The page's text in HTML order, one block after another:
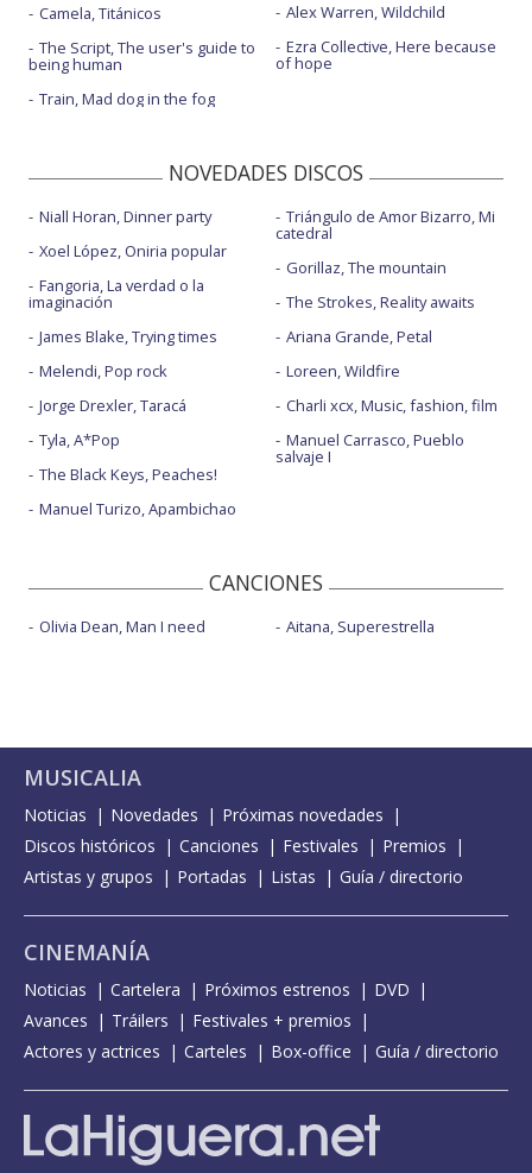
Camela, Titánicos
The Script, The user's guide to
being human
Train, Mad dog in the fog
Alex Warren, Wildchild
Ezra Collective, Here because
of hope
NOVEDADES DISCOS
Niall Horan, Dinner party
Xoel López, Oniria popular
Fangoria, La verdad o la
imaginación
James Blake, Trying times
Melendi, Pop rock
Jorge Drexler, Taracá
Tyla, A*Pop
The Black Keys, Peaches!
Manuel Turizo, Apambichao
Triángulo de Amor Bizarro, Mi
catedral
Gorillaz, The mountain
The Strokes, Reality awaits
Ariana Grande, Petal
Loreen, Wildfire
Charli xcx, Music, fashion, film
Manuel Carrasco, Pueblo
salvaje I
CANCIONES
Olivia Dean, Man I need Aitana, Superestrella
MUSICALIA
Noticias Novedades
Próximas novedades
Discos históricos
Canciones Festivales
Premios
Artistas y grupos
Portadas Listas Guía / directorio
CINEMANÍA
Noticias Cartelera Próximos estrenos
DVD
Avances
Tráilers
Festivales + premios
Actores y actrices
Carteles Box-office Guía / directorio